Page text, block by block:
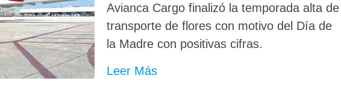
Avianca Cargo finalizó la temporada alta de
transporte de flores con motivo del Día de
la Madre con positivas cifras.
Leer Más